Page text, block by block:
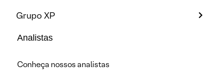
Grupo XP
Analistas
Conheça nossos analistas